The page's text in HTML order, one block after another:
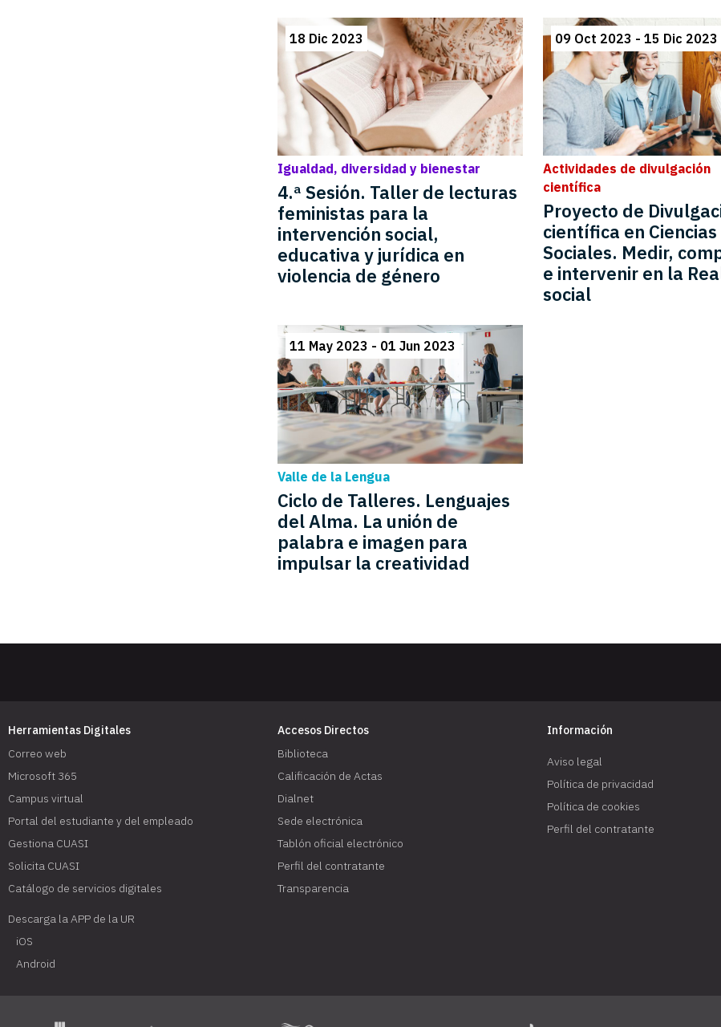
18 Dic 2023
Igualdad, diversidad y bienestar
4.ª Sesión. Taller de lecturas
feministas para la
intervención social,
educativa y jurídica en
violencia de género
09 Oct 2023 - 15 Dic 2023
Actividades de divulgación
científica
Proyecto de
científica en Ciencias
Sociales. Medir,
e intervenir en la
social
11 May 2023 - 01 Jun 2023
Valle de la Lengua
Ciclo de Talleres. Lenguajes
del Alma. La unión de
palabra e imagen para
impulsar la creatividad
Herramientas Digitales
Correo web
Microsoft 365
Campus virtual
Portal del estudiante y del empleado
Gestiona CUASI
Solicita CUASI
Catálogo de servicios digitales
Descarga la APP de la UR
iOS
Android
Accesos Directos
Biblioteca
Calificación de Actas
Dialnet
Sede electrónica
Tablón oficial electrónico
Perfil del contratante
Transparencia
Información
Aviso legal
Política de privacidad
Política de cookies
Perfil del contratante